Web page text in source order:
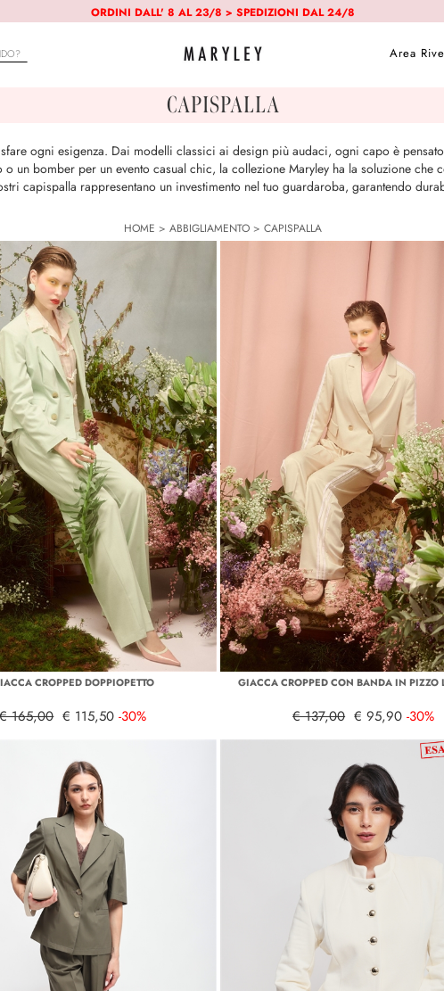
ORDINI DALL' 8 AL 23/8 > SPEDIZIONI DAL 24/8
Area
CAPISPALLA
ogni esigenza. Dai modelli classici ai design più audaci, ogni capo è
un bomber per un evento casual chic, la collezione Maryley ha la soluzione che
capispalla rappresentano un investimento nel tuo guardaroba, garantendo
HOME > ABBIGLIAMENTO > CAPISPALLA
CROPPED DOPPIOPETTO
€ 165,00 € 115,50 -30%
GIACCA CROPPED CON BANDA IN PIZZO
€ 137,00 € 95,90 -30%